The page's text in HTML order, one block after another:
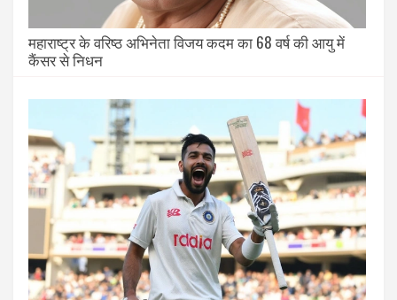
महाराष्ट्र के वरिष्ठ अभिनेता विजय कदम का 68 वर्ष की आयु में
कैंसर से निधन